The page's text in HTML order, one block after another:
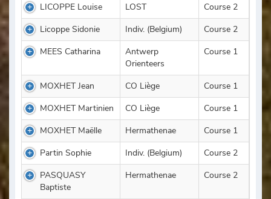
LICOPPE Louise
LOST
Course 2
Licoppe Sidonie
Indiv. (Belgium)
Course 2
MEES Catharina
Antwerp
Orienteers
Course 1
MOXHET Jean CO Liège
Course 1
MOXHET Martinien
CO Liège
Course 1
MOXHET Maëlle
Hermathenae
Course 1
Partin Sophie
Indiv. (Belgium)
Course 2
PASQUASY
Baptiste
Hermathenae Course 2